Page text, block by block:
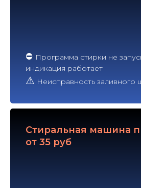
⛔ Программа стирки не
индикация работает
⚠ Неисправность заливного
Стиральная машина
от 35 руб